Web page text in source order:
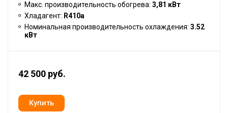
Макс. производительность обогрева: 3,81 кВт
Хладагент: R410a
Номинальная производительность охлаждения: 3.52
кВт
42 500 руб.